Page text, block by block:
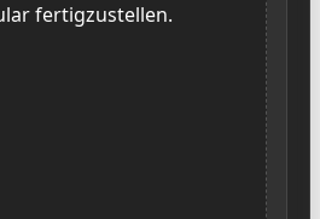
fertigzustellen.